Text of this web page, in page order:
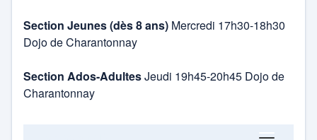
Section Jeunes (dès 8 ans) Mercredi 17h30-18h30
Dojo de Charantonnay
Section Ados-AdultesJeudi 19h45-20h45 Dojo de
Charantonnay